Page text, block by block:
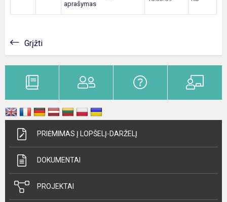
aprašymas
Grįžti
PRIĖMIMAS Į LOPŠELĮ-DARŽELĮ
DOKUMENTAI
PROJEKTAI